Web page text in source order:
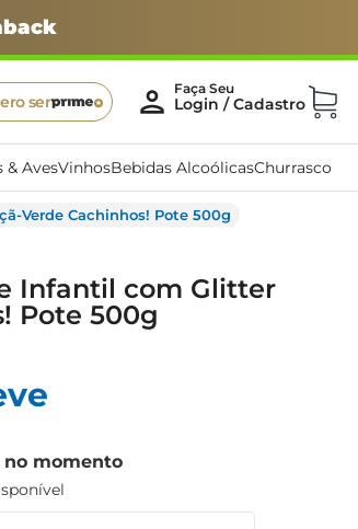
ser
& AvesVinhosBebidas AlcoólicasChurrasco
Verde Cachinhos! Pote 500g
Infantil com Glitter
Pote 500g
momento